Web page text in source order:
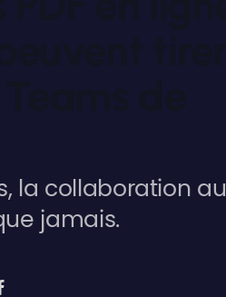
la collaboration au
jamais.